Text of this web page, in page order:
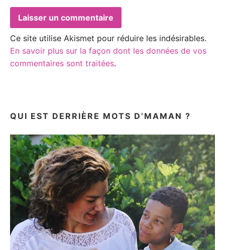
Ce site utilise Akismet pour réduire les indésirables.
En savoir plus sur la façon dont les données de vos
commentaires sont traitées.
QUI EST DERRIÈRE MOTS D’MAMAN ?